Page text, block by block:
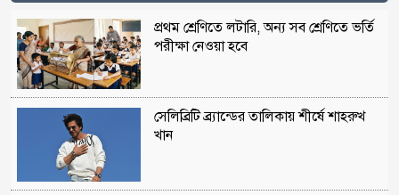
প্রথম শ্রেণিতে লটারি, অন্য সব শ্রেণিতে ভর্তি
পরীক্ষা নেওয়া হবে
সেলিব্রিটি ব্র্যান্ডের তালিকায় শীর্ষে শাহরুখ
খান